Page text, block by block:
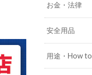
お金・法律
安全用品
用途・How to